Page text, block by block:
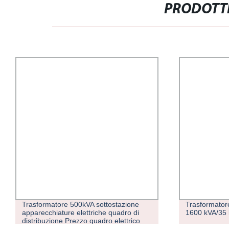
Trasformatore 500kVA sottostazione
apparecchiature elettriche quadro di
distribuzione Prezzo quadro elettrico
1600 kVA/35